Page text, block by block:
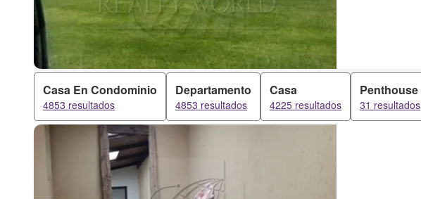
Casa En Condominio
4853 resultados
Departamento
4853 resultados
Casa
4225 resultados
Penthouse
31 resultados